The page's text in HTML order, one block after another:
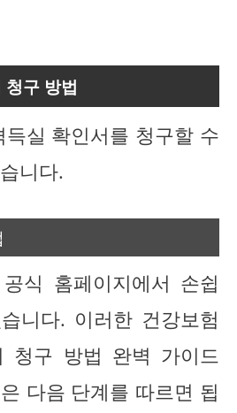
구 방법
실 확인서를 청구할 수
니다.
식 홈페이지에서 손쉽
니다. 이러한 건강보험
청구 방법 완벽 가이드
다음 단계를 따르면 됩